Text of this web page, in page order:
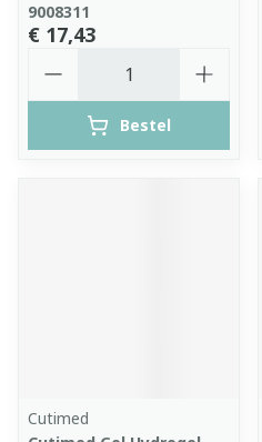
9008311
€ 17,43
Bestel
Cutimed